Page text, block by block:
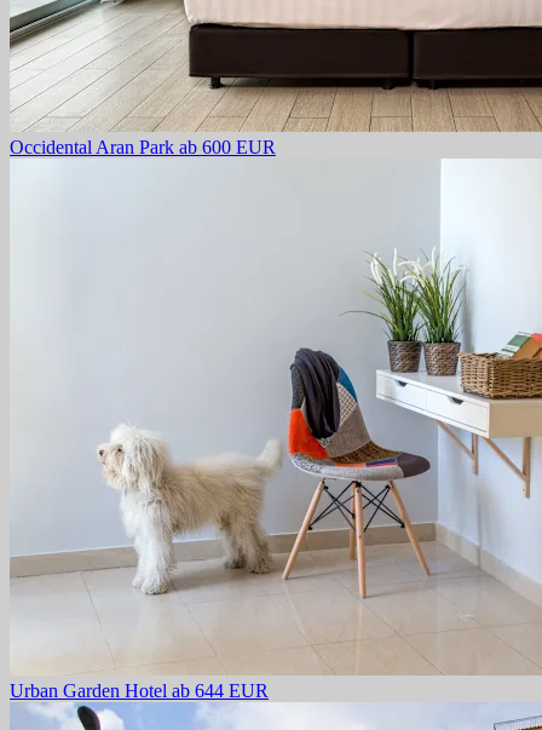
Occidental Aran Park ab 600 EUR
Urban Garden Hotel ab 644 EUR